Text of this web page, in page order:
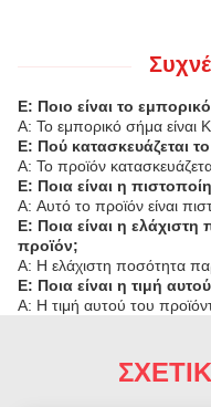
Ε: Ποιο είναι το
A: Το εμπορικό σήμα είναι
Ε: Πού κατασκευάζεται
A: Το προϊόν
Ε: Ποια είναι η
A: Αυτό το προϊόν είναι
Ε: Ποια είναι η
προϊόν;
A: Η ελάχιστη ποσότητα
Ε: Ποια είναι η τιμή
A: Η τιμή αυτού του